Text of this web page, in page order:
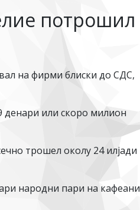
потрошил
на фирми блиски до СДС,
денари или скоро милион
трошел околу 24 илјади
народни пари на кафеани